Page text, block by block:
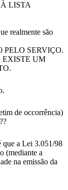
LISTA
realmente são
PELO SERVIÇO.
EXISTE UM
de occorrência)
que a Lei 3.051/98
(mediante a
na emissão da